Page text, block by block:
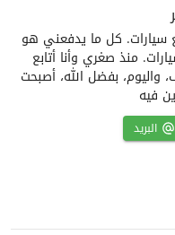
سيارات. كل ما يدفعني هو
منذ صغري وأنا أتابع
بفضل الله، أصبحت
فيه
البريد